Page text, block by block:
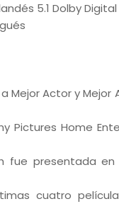
5.1 Dolby Digital
Mejor Actor y
Pictures Home
fue presentada
cuatro